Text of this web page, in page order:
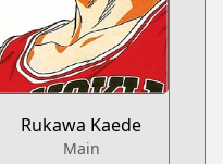
Rukawa Kaede
Main